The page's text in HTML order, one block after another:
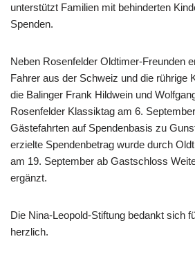
unterstützt Familien mit behinderten
Spenden.
Neben Rosenfelder Oldtimer-Freunden
Fahrer aus der Schweiz und die rührige
die Balinger Frank Hildwein und
Rosenfelder Klassiktag am 6.
Gästefahrten auf Spendenbasis zu
erzielte Spendenbetrag wurde durch
am 19. September ab Gastschloss
ergänzt.
Die Nina-Leopold-Stiftung bedankt sich
herzlich.